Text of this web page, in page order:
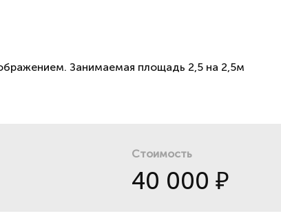
Занимаемая площадь 2,5 на 2,5м
Стоимость
40 000 ₽